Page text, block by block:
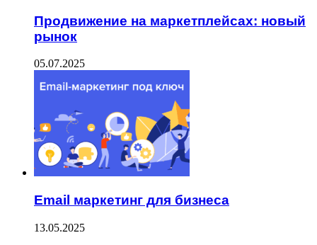
Продвижение на маркетплейсах: новый
рынок
05.07.2025
Email маркетинг для бизнеса
13.05.2025